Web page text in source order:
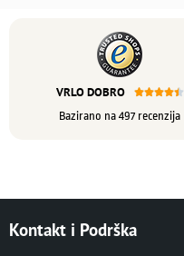
VRLO DOBRO 
Bazirano na 497 recenzija
Kontakt i Podrška